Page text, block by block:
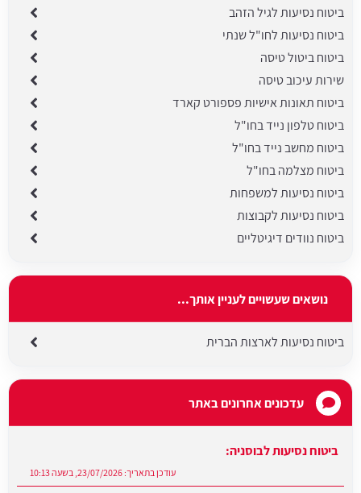
ביטוח נסיעות לגיל הזהב
ביטוח נסיעות לחו"ל שנתי
ביטוח ביטול טיסה
שירות עיכוב טיסה
ביטוח תאונות אישיות פספורט קארד
ביטוח טלפון נייד בחו"ל
ביטוח מחשב נייד בחו"ל
ביטוח מצלמה בחו"ל
ביטוח נסיעות למשפחות
ביטוח נסיעות לקבוצות
ביטוח נוודים דיגיטליים
נושאים שעשויים לעניין אותך...
ביטוח נסיעות לארצות הברית
עדכונים אחרונים באתר
ביטוח נסיעות לבוסניה:
עודכן בתאריך: 23/07/2026, בשעה 10:13